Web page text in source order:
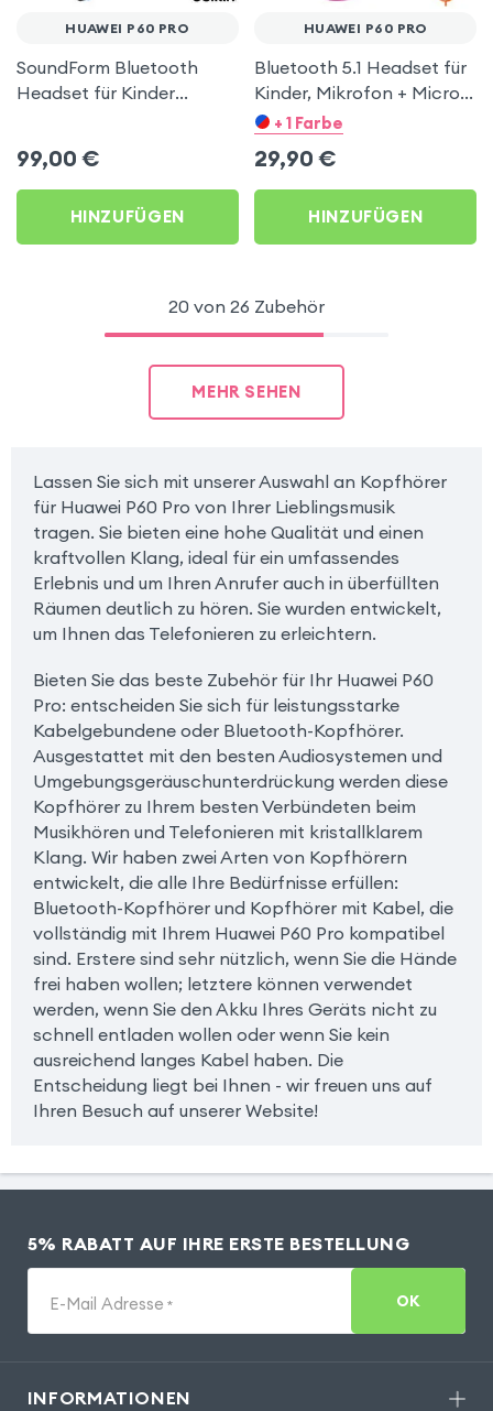
HUAWEI P60 PRO
SoundForm Bluetooth
Headset für Kinder
99,00 €
HINZUFÜGEN
HUAWEI P60 PRO
Bluetooth 5.1 Headset für
Kinder, Mikrofon + Micro-
SD Eingang, Akashi –
P60 Pro
+ 1 Farbe
29,90 €
HINZUFÜGEN
20 von 26 Zubehör
MEHR SEHEN
Lassen Sie sich mit unserer Auswahl an Kopfhörer
für Huawei P60 Pro von Ihrer Lieblingsmusik
tragen. Sie bieten eine hohe Qualität und einen
kraftvollen Klang, ideal für ein umfassendes
Erlebnis und um Ihren Anrufer auch in überfüllten
Räumen deutlich zu hören. Sie wurden entwickelt,
um Ihnen das Telefonieren zu erleichtern.
Bieten Sie das beste Zubehör für Ihr Huawei P60
Pro: entscheiden Sie sich für leistungsstarke
Kabelgebundene oder Bluetooth-Kopfhörer.
Ausgestattet mit den besten Audiosystemen und
Umgebungsgeräuschunterdrückung werden diese
Kopfhörer zu Ihrem besten Verbündeten beim
Musikhören und Telefonieren mit kristallklarem
Klang. Wir haben zwei Arten von Kopfhörern
entwickelt, die alle Ihre Bedürfnisse erfüllen:
Bluetooth-Kopfhörer und Kopfhörer mit Kabel, die
vollständig mit Ihrem Huawei P60 Pro kompatibel
sind. Erstere sind sehr nützlich, wenn Sie die Hände
frei haben wollen; letztere können verwendet
werden, wenn Sie den Akku Ihres Geräts nicht zu
schnell entladen wollen oder wenn Sie kein
ausreichend langes Kabel haben. Die
Entscheidung liegt bei Ihnen - wir freuen uns auf
Ihren Besuch auf unserer Website!
5% RABATT AUF IHRE ERSTE BESTELLUNG
E-Mail Adresse * OK
INFORMATIONEN